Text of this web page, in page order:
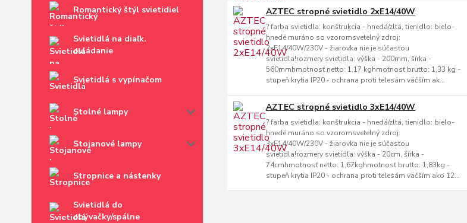
Romantický štýl svietidiel
Svietidlá na diaľk.
ovládanie
Svietidlá s vypínačom
Stolné lampy
Stojanové lampy
Stropnice a nástenky
Svietidlá do
obývačky/spálne
AZTEC stropné svietidlo 2xE14/40W
? farba svietidla: konštrukcia - hnedá/zltá, tienidlo: bielo-
hnedé muráno so vzoromsvetelný zdroj:
2xE14/40W/230V - žiarovka nie je súčasťou
svietidla!rozmery svietidla: výška - 200mm, šírka -
560mmhmotnosť netto: 1,17 kghmotnosť brutto: 1,33 kg -
stupeň krytia IP20 - ochrana proti telesám väčším ak...
AZTEC stropné svietidlo 3xE14/40W
? farba svietidla: konštrukcia - hnedá/zltá, tienidlo: bielo-
hnedé muráno so vzoromsvetelný zdroj:
3xE14/40W/230V - žiarovka nie je súčasťou
svietidla!rozmery svietidla: výška - 20cm, šírka -
74cmhmotnosť netto: 1,67kghmotnosť brutto: 1,83kg -
stupeň krytia IP20 - ochrana proti telesám väčším ako 12...